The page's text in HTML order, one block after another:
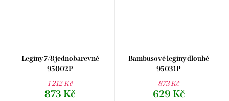
Legíny 7/8 jednobarevné
95002P
1 212 Kč
873 Kč
Bambusové legíny dlouhé
95031P
873 Kč
629 Kč